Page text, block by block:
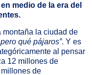
medio de la era del
montaña la ciudad de
qué pájaros”. Y es
al pensar
12 millones de
de